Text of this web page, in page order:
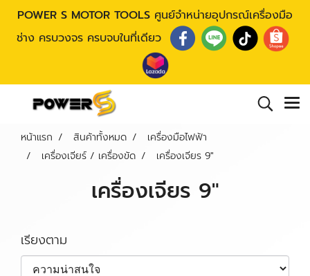
POWER S MOTOR TOOLS ศูนย์จำหน่ายอุปกรณ์เครื่องมือ
ช่าง ครบวงจร ครบจบในที่เดียว
หน้าแรก สินค้าทั้งหมด
เครื่องมือไฟฟ้า
เครื่องเจียร์ / เครื่องขัด
เครื่องเจียร 9"
เครื่องเจียร 9"
เรียงตาม